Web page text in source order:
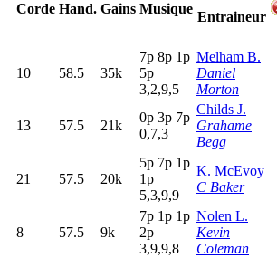
Corde Hand. Gains Musique
Entraineur
10 58.5 35k
7p 8p 1p
5p
3,2,9,5
Melham B.
Daniel
Morton
13 57.5 21k
0p 3p 7p
0,7,3
Childs J.
Grahame
Begg
21 57.5 20k
5p 7p 1p
1p
5,3,9,9
K. McEvoy
C Baker
8 57.5 9k
7p 1p 1p
2p
3,9,9,8
Nolen L.
Kevin
Coleman